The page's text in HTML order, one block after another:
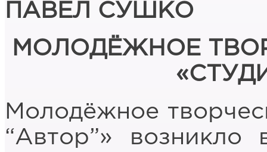
ПАВЕЛ СУШКО
МОЛОДЁЖНОЕ
Молодёжное
“Автор”»